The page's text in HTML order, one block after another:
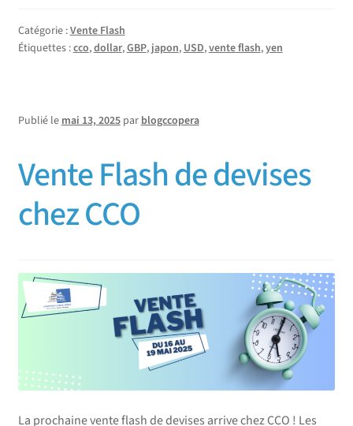
Catégorie :Vente Flash
Étiquettes :cco,dollar,GBP,japon,USD,vente flash,yen
Publié le mai 13, 2025 par blogccopera
Vente Flash de devises
chez CCO
La prochaine vente flash de devises arrive chez CCO ! Les